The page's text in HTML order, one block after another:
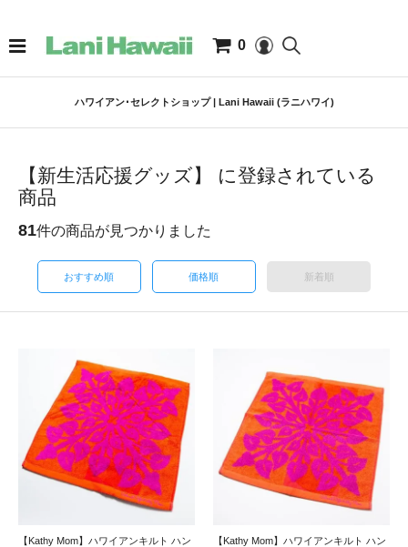
0
ハワイアン･セレクトショップ | Lani Hawaii (ラニハワイ)
【新生活応援グッズ】 に登録されている
商品
81件の商品が見つかりました
おすすめ順 価格順 新着順
【Kathy Mom】ハワイアンキルト ハン
【Kathy Mom】ハワイアンキルト ハン